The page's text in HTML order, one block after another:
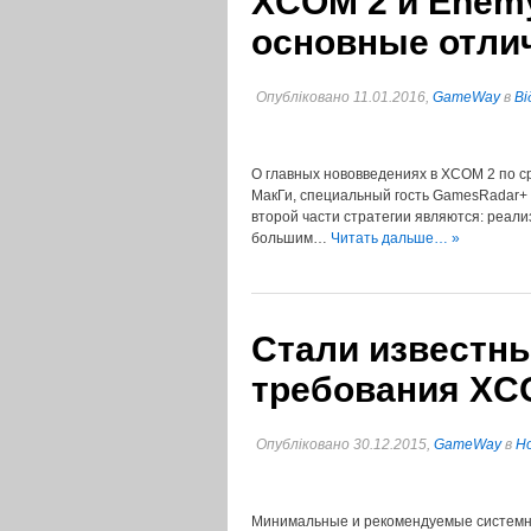
основные
Опубліковано 11.01.2016, GameWayв
О главных нововведениях в XCOM 2 по
МакГи, специальный гость
второй части стратегии являются:
большим… Читать дальше… »
Стали
требования
Опубліковано 30.12.2015, GameWayв
Минимальные и рекомендуемые